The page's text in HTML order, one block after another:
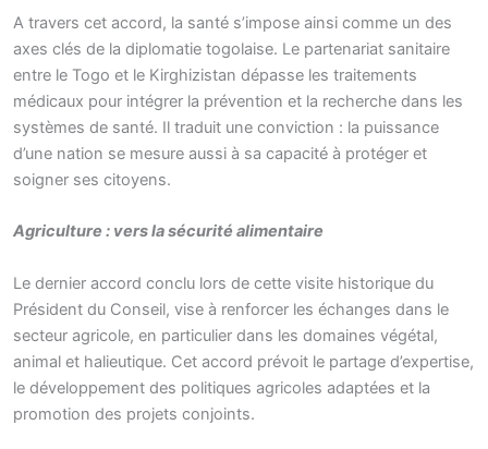
A travers cet accord, la santé s’impose ainsi comme un des
axes clés de la diplomatie togolaise. Le partenariat sanitaire
entre le Togo et le Kirghizistan dépasse les traitements
médicaux pour intégrer la prévention et la recherche dans les
systèmes de santé. Il traduit une conviction : la puissance
d’une nation se mesure aussi à sa capacité à protéger et
soigner ses citoyens.
Agriculture : vers la sécurité alimentaire
Le dernier accord conclu lors de cette visite historique du
Président du Conseil, vise à renforcer les échanges dans le
secteur agricole, en particulier dans les domaines végétal,
animal et halieutique. Cet accord prévoit le partage d’expertise,
le développement des politiques agricoles adaptées et la
promotion des projets conjoints.